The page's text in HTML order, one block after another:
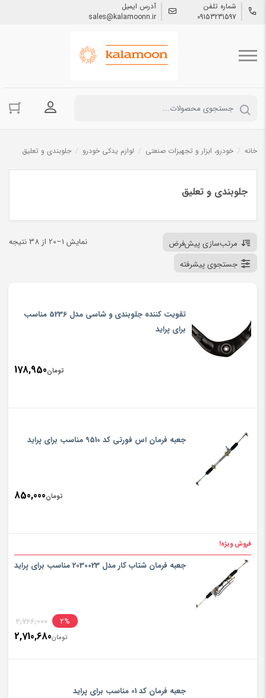
شماره تلفن
09153231597
آدرس ایمیل
sales@kalamoonn.ir
ورود به
خانه / خودرو، ابزار و تجهیزات صنعتی / لوازم یدکی خودرو / جلوبندی و تعلیق
جلوبندی و تعلیق
نمایش 1–20 از 38 نتیجه
مرتب‌سازی پیش‌فرض
جستجوی پیشرفته
تقویت کننده جلوبندی و شاسی مدل 5236 مناسب
برای پراید
تومان178,950
جعبه فرمان اس فورتی کد 9510 مناسب برای پراید
تومان850,000
فروش ویژه!
جعبه فرمان شتاب کار مدل 2030023 مناسب برای پراید
2%
2,766,000
تومان2,710,680
جعبه فرمان کد 01 مناسب برای پراید